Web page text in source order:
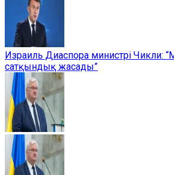
Израиль Диаспора министрі Чикли:
сатқындық жасады”